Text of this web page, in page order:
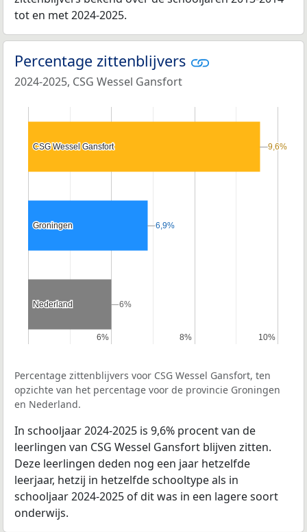
tot en met 2024-2025.
Percentage zittenblijvers
2024-2025, CSG Wessel Gansfort
6%
6% 8%
8% 10%
10%
CSG Wessel Gansfort
CSG Wessel Gansfort
Groningen
Groningen
Nederland
Nederland
9,6%
9,6%
6,9%
6,9%
6%
6%
Percentage zittenblijvers voor CSG Wessel Gansfort, ten
opzichte van het percentage voor de provincie Groningen
en Nederland.
In schooljaar 2024-2025 is 9,6% procent van de
leerlingen van CSG Wessel Gansfort blijven zitten.
Deze leerlingen deden nog een jaar hetzelfde
leerjaar, hetzij in hetzelfde schooltype als in
schooljaar 2024-2025 of dit was in een lagere soort
onderwijs.